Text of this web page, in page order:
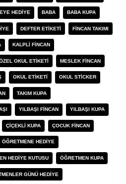
HEDIYE BABA BABA KUPA
DEFTER ETIKETI FINCAN TAKIMI
KALPLI FINCAN
OKUL ETIKETI MESLEK FINCAN
OKUL ETIKETI OKUL STICKER
TAKIM KUPA
YILBAŞI FINCAN YILBAŞI KUPA
ÇIÇEKLI KUPA ÇOCUK FINCAN
ÖĞRETMENE HEDIYE
HEDIYE KUTUSU ÖĞRETMEN KUPA
GÜNÜ HEDIYE